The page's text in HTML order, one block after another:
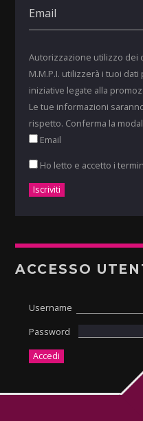
Autorizzazione utilizzo dei
M.M.P.I. utilizzerà i tuoi
iniziative legate alla
Le tue informazioni
rispetto. Conferma la
Email
Ho letto e accetto i
ACCESSO
Username
Password